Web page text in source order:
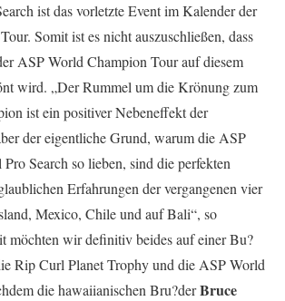
ist das vorletzte Event im Kalender der
Somit ist es nicht auszuschließen, dass
ASP World Champion Tour auf diesem
wird. „Der Rummel um die Krönung zum
ist ein positiver Nebeneffekt der
der eigentliche Grund, warum die ASP
Search so lieben, sind die perfekten
Erfahrungen der vergangenen vier
Mexico, Chile und auf Bali“, so
möchten wir definitiv beides auf einer Bu?
Rip Curl Planet Trophy und die ASP World
die hawaiianischen Bru?derBruce